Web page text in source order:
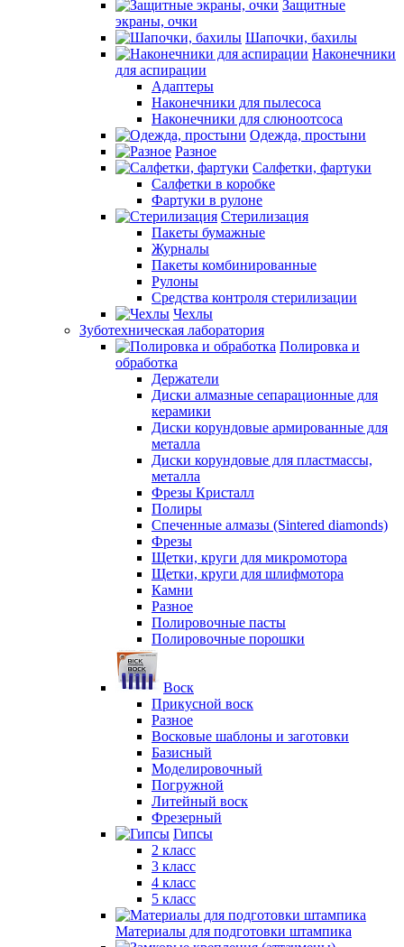
Защитные
экраны, очки
Шапочки, бахилы
Наконечники
для аспирации
Адаптеры
Наконечники для пылесоса
Наконечники для слюноотсоса
Одежда, простыни
Разное
Салфетки, фартуки
Салфетки в коробке
Фартуки в рулоне
Стерилизация
Пакеты бумажные
Журналы
Пакеты комбинированные
Рулоны
Средства контроля стерилизации
Чехлы
Зуботехническая лаборатория
Полировка и
обработка
Держатели
Диски алмазные сепарационные для
керамики
Диски корундовые армированные для
металла
Диски корундовые для пластмассы,
металла
Фрезы Кристалл
Полиры
Спеченные алмазы (Sintered diamonds)
Фрезы
Щетки, круги для микромотора
Щетки, круги для шлифмотора
Камни
Разное
Полировочные пасты
Полировочные порошки
Воск
Прикусной воск
Разное
Восковые шаблоны и заготовки
Базисный
Моделировочный
Погружной
Литейный воск
Фрезерный
Гипсы
2 класс
3 класс
4 класс
5 класс
Материалы для подготовки штампика